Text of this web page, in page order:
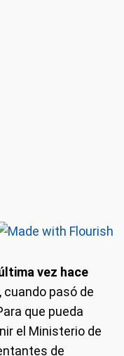
vez hace
cuando pasó de
que pueda
el Ministerio de
de